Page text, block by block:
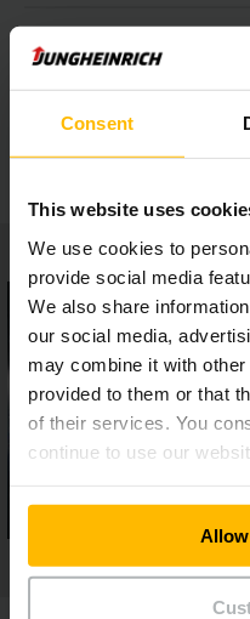
Consent
This website uses
We use cookies to
provide social media
We also share
our social media,
may combine it with
provided to them or that
of their services. You
continue to use our
Shoda s normami
Bezpečnostní